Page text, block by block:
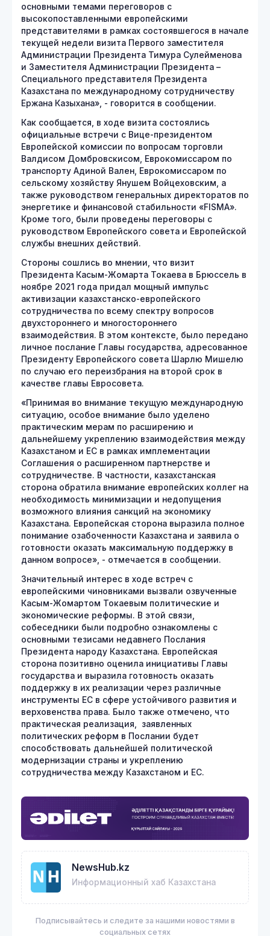
основными темами переговоров с
высокопоставленными европейскими
представителями в рамках состоявшегося в начале
текущей недели визита Первого заместителя
Администрации Президента Тимура Сулейменова
и Заместителя Администрации Президента –
Специального представителя Президента
Казахстана по международному сотрудничеству
Ержана Казыхана», - говорится в сообщении.
Как сообщается, в ходе визита состоялись
официальные встречи с Вице-президентом
Европейской комиссии по вопросам торговли
Валдисом Домбровскисом, Еврокомиссаром по
транспорту Адиной Вален, Еврокомиссаром по
сельскому хозяйству Янушем Войцеховским, а
также руководством генеральных директоратов по
энергетике и финансовой стабильности «FISMA».
Кроме того, были проведены переговоры с
руководством Европейского совета и Европейской
службы внешних действий.
Стороны сошлись во мнении, что визит
Президента Касым-Жомарта Токаева в Брюссель в
ноябре 2021 года придал мощный импульс
активизации казахстанско-европейского
сотрудничества по всему спектру вопросов
двухстороннего и многостороннего
взаимодействия. В этом контексте, было передано
личное послание Главы государства, адресованное
Президенту Европейского совета Шарлю Мишелю
по случаю его переизбрания на второй срок в
качестве главы Евросовета.
«Принимая во внимание текущую международную
ситуацию, особое внимание было уделено
практическим мерам по расширению и
дальнейшему укреплению взаимодействия между
Казахстаном и ЕС в рамках имплементации
Соглашения о расширенном партнерстве и
сотрудничестве. В частности, казахстанская
сторона обратила внимание европейских коллег на
необходимость минимизации и недопущения
возможного влияния санкций на экономику
Казахстана. Европейская сторона выразила полное
понимание озабоченности Казахстана и заявила о
готовности оказать максимальную поддержку в
данном вопросе», - отмечается в сообщении.
Значительный интерес в ходе встреч с
европейскими чиновниками вызвали озвученные
Касым-Жомартом Токаевым политические и
экономические реформы. В этой связи,
собеседники были подробно ознакомлены с
основными тезисами недавнего Послания
Президента народу Казахстана. Европейская
сторона позитивно оценила инициативы Главы
государства и выразила готовность оказать
поддержку в их реализации через различные
инструменты ЕС в сфере устойчивого развития и
верховенства права. Было также отмечено, что
практическая реализация, заявленных
политических реформ в Послании будет
способствовать дальнейшей политической
модернизации страны и укреплению
сотрудничества между Казахстаном и ЕС.
NewsHub.kz
Информационный хаб Казахстана
Подписывайтесь и следите за нашими новостями в
социальных сетях